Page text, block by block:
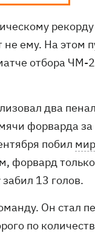
ему. На этом
отбора ЧМ-
два
форварда
побил
форвард
13 голов.
Он стал
по